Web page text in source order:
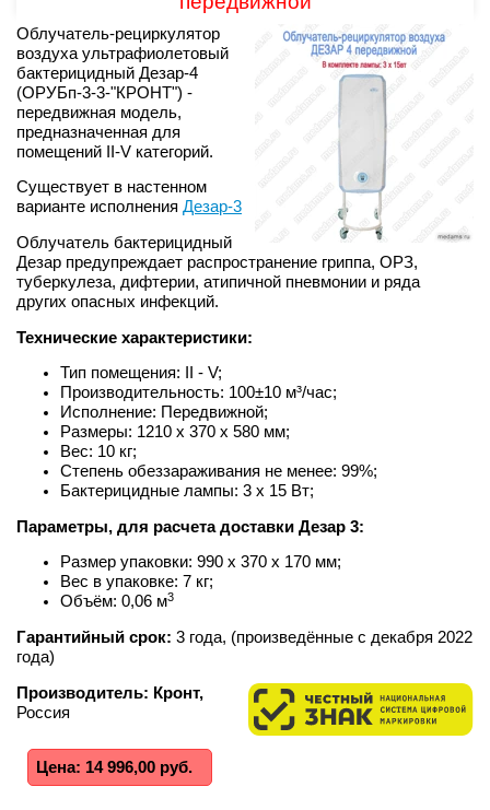
Облучатель-рециркулятор
воздуха ультрафиолетовый
бактерицидный Дезар-4
(ОРУБп-3-3-"КРОНТ") -
передвижная модель,
предназначенная для
помещений II-V категорий.
Существует в настенном
варианте исполнения Дезар-3
Облучатель бактерицидный
Дезар предупреждает распространение гриппа, ОРЗ,
туберкулеза, дифтерии, атипичной пневмонии и ряда
других опасных инфекций.
Технические характеристики:
Тип помещения: II - V;
Производительность: 100±10 м³/час;
Исполнение: Передвижной;
Размеры: 1210 х 370 х 580 мм;
Вес: 10 кг;
Степень обеззараживания не менее: 99%;
Бактерицидные лампы: 3 х 15 Вт;
Параметры, для расчета доставки Дезар 3:
Размер упаковки: 990 x 370 x 170 мм;
Вес в упаковке: 7 кг;
Объём: 0,06 м3
Гарантийный срок: 3 года, (произведённые с декабря 2022
года)
Производитель: Кронт,
Россия
Цена: 14 996,00 руб.